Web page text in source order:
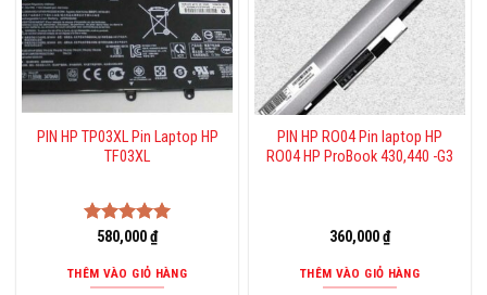
PIN HP TP03XL Pin Laptop HP
TF03XL
Được xếp
5 sao
580,000₫
THÊM VÀO GIỎ HÀNG
PIN HP RO04 Pin laptop HP
RO04 HP ProBook 430,440 -G3
360,000₫
THÊM VÀO GIỎ HÀNG